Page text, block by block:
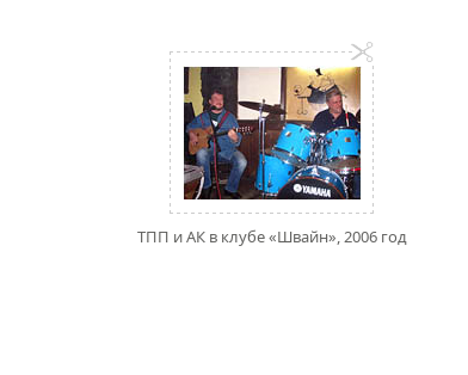
ТПП и АК в клубе «Швайн», 2006 год